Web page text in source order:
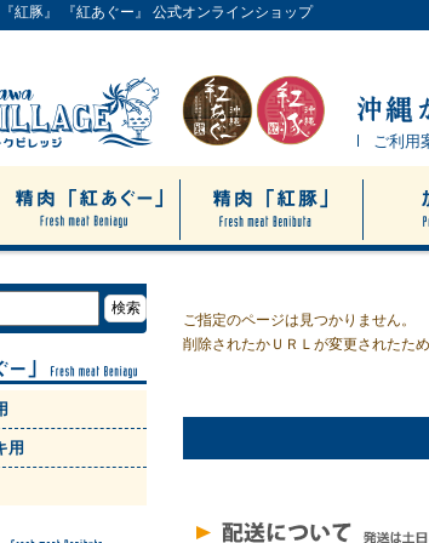
紅豚』 『紅あぐー』 公式オンラインショップ
ご利用
ご指定のページは見つかりません。
削除されたかＵＲＬが変更されたた
用